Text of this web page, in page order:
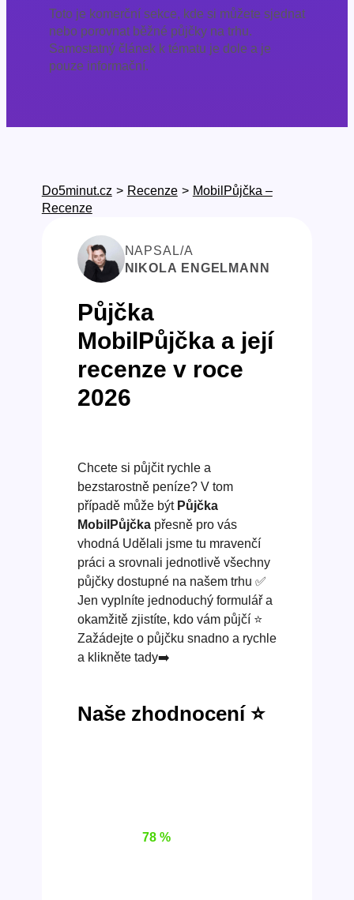
Toto je komerční sekce, kde si můžete sjednat
nebo porovnat běžné půjčky na trhu.
Samostatný článek k tématu je dole a je
pouze informační.
Do5minut.cz > Recenze > MobilPůjčka –
Recenze
NAPSAL/A
NIKOLA ENGELMANN
Půjčka
MobilPůjčka a její
recenze v roce
2026
Chcete si půjčit rychle a
bezstarostně peníze? V tom
případě může být Půjčka
MobilPůjčka přesně pro vás
vhodná Udělali jsme tu mravenčí
práci a srovnali jednotlivě všechny
půjčky dostupné na našem trhu ✅
Jen vyplníte jednoduchý formulář a
okamžitě zjistíte, kdo vám půjčí ⭐
Zažádejte o půjčku snadno a rychle
a klikněte tady➡️
Naše zhodnocení ⭐
78 %